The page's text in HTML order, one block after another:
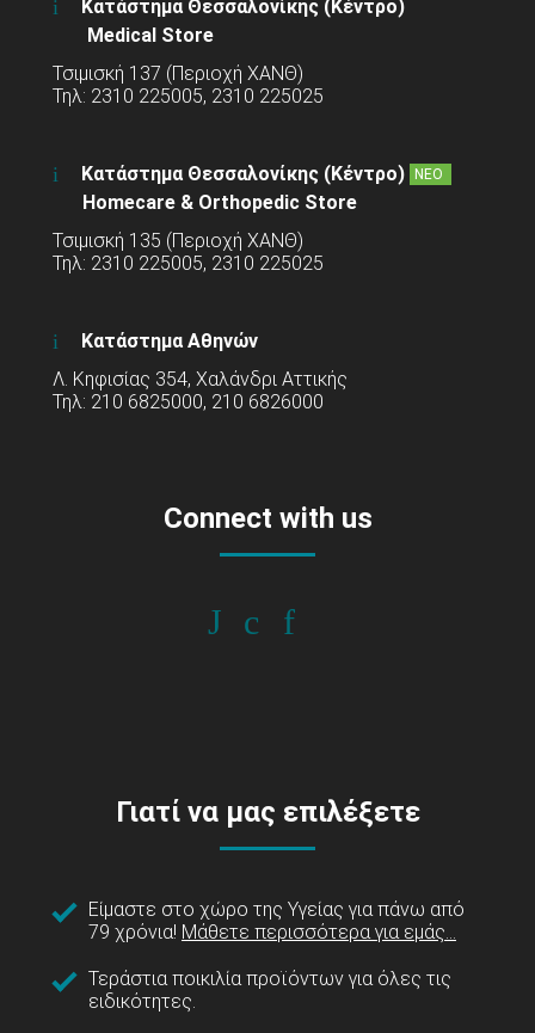
Κατάστημα Θεσσαλονίκης (Κέντρο)
Medical Store
Τσιμισκή 137 (Περιοχή ΧΑΝΘ)
Τηλ: 2310 225005, 2310 225025
Κατάστημα Θεσσαλονίκης (Κέντρο) ΝΕΟ
Homecare & Orthopedic Store
Τσιμισκή 135 (Περιοχή ΧΑΝΘ)
Τηλ: 2310 225005, 2310 225025
Κατάστημα Αθηνών
Λ. Κηφισίας 354, Χαλάνδρι Αττικής
Τηλ: 210 6825000, 210 6826000
Connect with us
Γιατί να μας επιλέξετε
Είμαστε στο χώρο της Υγείας για πάνω από
79 χρόνια! Μάθετε περισσότερα για εμάς...
Τεράστια ποικιλία προϊόντων για όλες τις
ειδικότητες.